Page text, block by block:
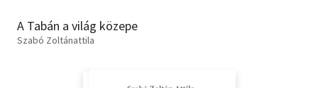
Gyermek- és ifjúsági
A Tabán a világ közepe
Szabó Zoltánattila